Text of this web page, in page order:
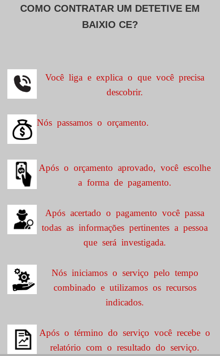
COMO CONTRATAR UM DETETIVE EM
BAIXIO CE?
Você liga e explica o que você precisa
descobrir.
Nós passamos o orçamento.
Após o orçamento aprovado, você escolhe
a forma de pagamento.
Após acertado o pagamento você passa
todas as informações pertinentes a pessoa
que será investigada.
Nós iniciamos o serviço pelo tempo
combinado e utilizamos os recursos
indicados.
Após o término do serviço você recebe o
relatório com o resultado do serviço.